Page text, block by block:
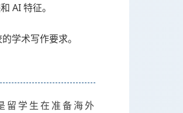
AI 特征。
学术写作要求。
留学生在准备海外